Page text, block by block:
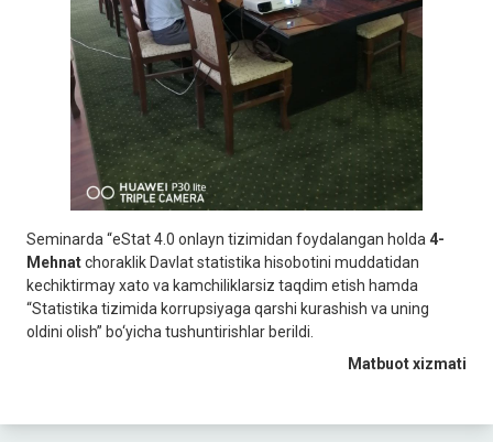
Seminarda “eStat 4.0 onlayn tizimidan foydalangan holda 4-
Mehnatchoraklik Davlat statistika hisobotini muddatidan
kechiktirmay xato va kamchiliklarsiz taqdim etish hamda
“Statistika tizimida korrupsiyaga qarshi kurashish va uning
oldini olish” bo‘yicha tushuntirishlar berildi.
Matbuot xizmati